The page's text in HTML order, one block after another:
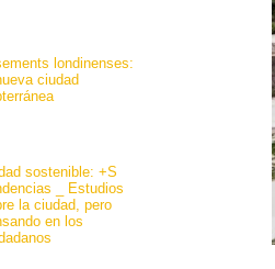
londinenses:
ciudad
sostenible: +S
_ Estudios
la ciudad, pero
en los